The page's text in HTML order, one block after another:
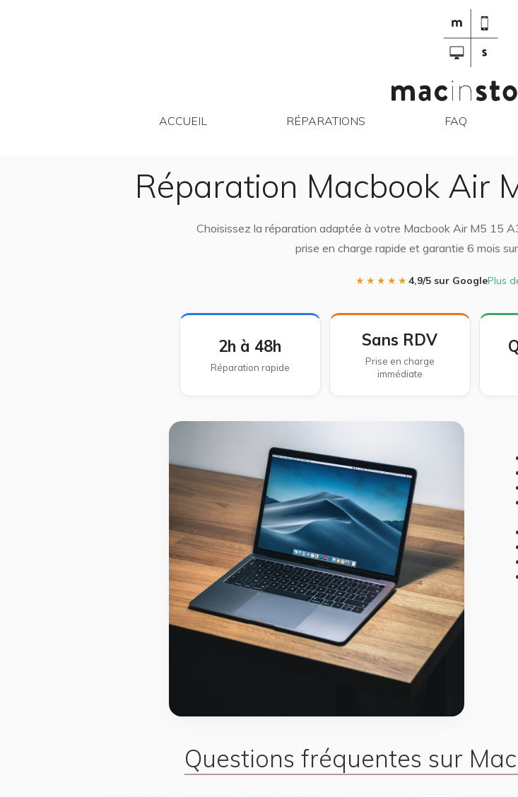
ACCUEIL RÉPARATIONS FAQ
Réparation Macbook Air
Choisissez la réparation adaptée à votre Macbook Air M5 15
prise en charge rapide et garantie 6 mois
★★★★★ 4,9/5 sur GooglePlus
2h à 48h
Réparation rapide
Sans RDV
Prise en charge
immédiate
Questions fréquentes sur